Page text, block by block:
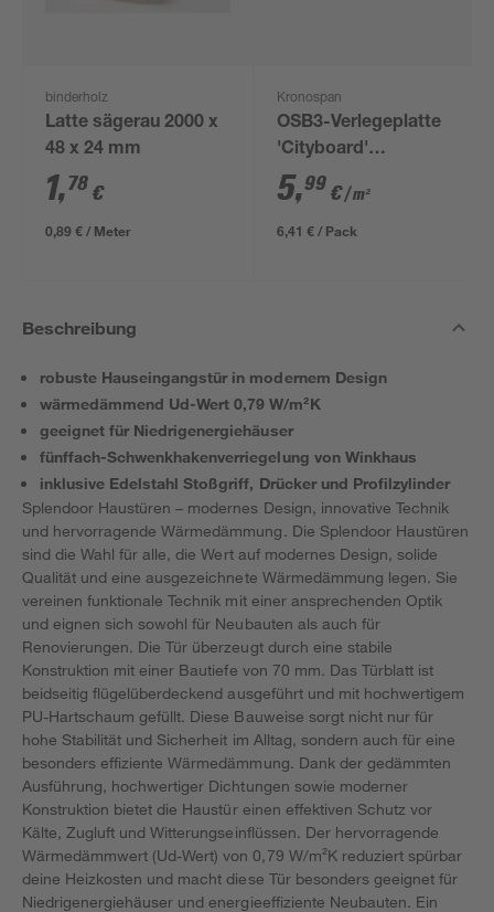
binderholz
Latte sägerau 2000 x
48 x 24 mm
1,78 €
0,89 € / Meter
Kronospan
OSB3-Verlegeplatte
'Cityboard'
ungeschliffen 1690 x
634 x 12 mm
5,99 €/ m²
6,41 € / Pack
Beschreibung
robuste Hauseingangstür in modernem Design
wärmedämmend Ud-Wert 0,79 W/m²K
geeignet für Niedrigenergiehäuser
fünffach-Schwenkhakenverriegelung von Winkhaus
inklusive Edelstahl Stoßgriff, Drücker und Profilzylinder
Splendoor Haustüren – modernes Design, innovative Technik
und hervorragende Wärmedämmung. Die Splendoor Haustüren
sind die Wahl für alle, die Wert auf modernes Design, solide
Qualität und eine ausgezeichnete Wärmedämmung legen. Sie
vereinen funktionale Technik mit einer ansprechenden Optik
und eignen sich sowohl für Neubauten als auch für
Renovierungen. Die Tür überzeugt durch eine stabile
Konstruktion mit einer Bautiefe von 70 mm. Das Türblatt ist
beidseitig flügelüberdeckend ausgeführt und mit hochwertigem
PU-Hartschaum gefüllt. Diese Bauweise sorgt nicht nur für
hohe Stabilität und Sicherheit im Alltag, sondern auch für eine
besonders effiziente Wärmedämmung. Dank der gedämmten
Ausführung, hochwertiger Dichtungen sowie moderner
Konstruktion bietet die Haustür einen effektiven Schutz vor
Kälte, Zugluft und Witterungseinflüssen. Der hervorragende
Wärmedämmwert (Ud-Wert) von 0,79 W/m²K reduziert spürbar
deine Heizkosten und macht diese Tür besonders geeignet für
Niedrigenergiehäuser und energieeffiziente Neubauten. Ein